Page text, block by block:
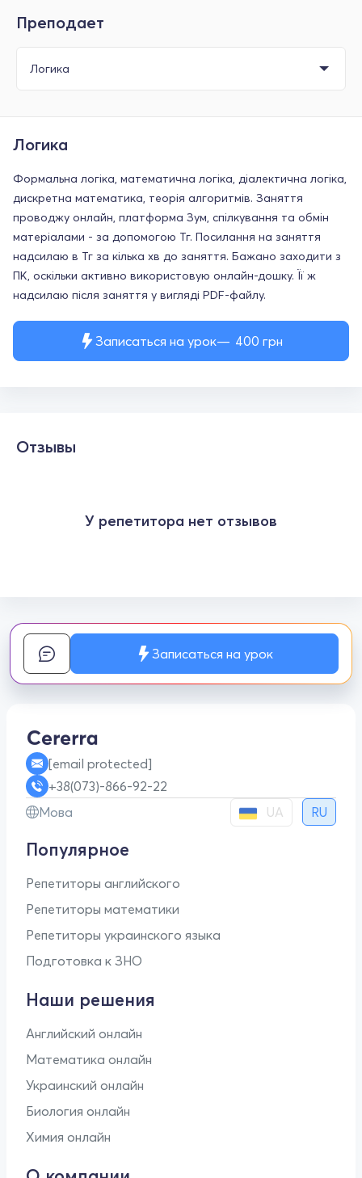
Преподает
Записаться на урок 400 грн
Логика
Формальна логіка, математична логіка, діалектична логіка,
дискретна математика, теорія алгоритмів. Заняття
проводжу онлайн, платформа Зум, спілкування та обмін
матеріалами - за допомогою Тг. Посилання на заняття
надсилаю в Тг за кілька хв до заняття. Бажано заходити з
ПК, оскільки активно використовую онлайн-дошку. Її ж
надсилаю після заняття у вигляді PDF-файлу.
Отзывы
У репетитора нет отзывов
Записаться на урок
[email protected]
+38(073)-866-92-22
Мова
UA RU
Популярное
Репетиторы английского
Репетиторы математики
Репетиторы украинского языка
Подготовка к ЗНО
Наши решения
Английский онлайн
Математика онлайн
Украинский онлайн
Биология онлайн
Химия онлайн